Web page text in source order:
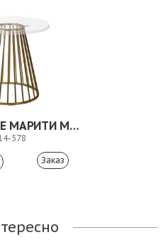
ПОДСТОЛЬЕ МАРИТИ МЭТ
578
Заказ